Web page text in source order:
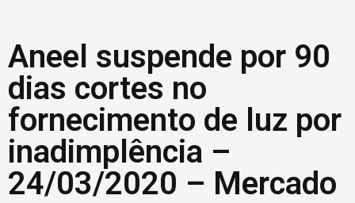
Aneel suspende por 90
dias cortes no
fornecimento de luz por
inadimplência –
24/03/2020 – Mercado